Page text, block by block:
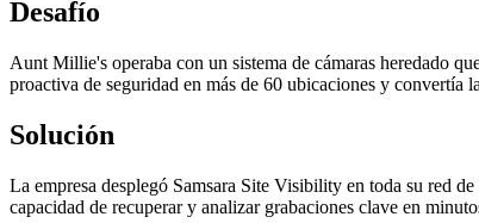
Desafío
Aunt Millie's operaba con un sistema de cámaras heredado
proactiva de seguridad en más de 60 ubicaciones y convertía
Solución
La empresa desplegó Samsara Site Visibility en toda su red
capacidad de recuperar y analizar grabaciones clave en